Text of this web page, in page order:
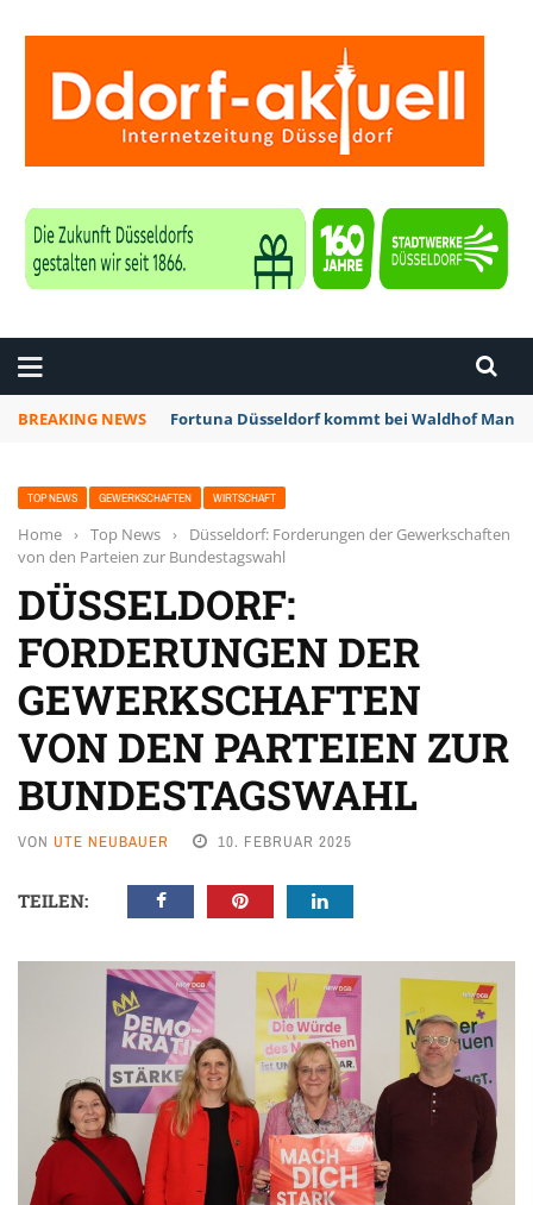
BREAKING NEWS Fortuna Düsseldorf kommt bei Waldhof
TOP NEWS GEWERKSCHAFTEN WIRTSCHAFT
Home › Top News ›
Düsseldorf: Forderungen der Gewerkschaften
von den Parteien zur Bundestagswahl
DÜSSELDORF:
FORDERUNGEN DER
GEWERKSCHAFTEN
VON DEN PARTEIEN ZUR
BUNDESTAGSWAHL
VON UTE NEUBAUER 10. FEBRUAR 2025
TEILEN: